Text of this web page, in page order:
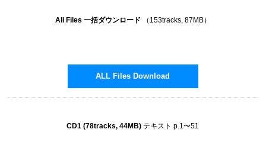
13. CD1 - Track13
19. CD1 - Track19
All Files 一括ダウンロード （153tracks, 87MB）
ALL Files Download
CD1 (78tracks, 44MB)テキスト p.1〜51